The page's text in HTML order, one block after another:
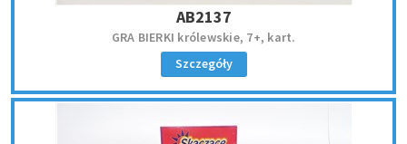
AB2137
GRA BIERKI królewskie, 7+, kart.
Szczegóły